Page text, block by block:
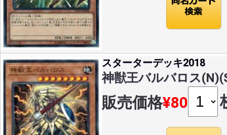
スターターデッキ2018
神獣王バルバロス
販売価格¥80